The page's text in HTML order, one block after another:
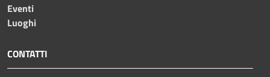
Eventi
Luoghi
CONTATTI